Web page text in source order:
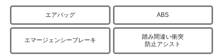
エアバッグ ABS
エマージェンシーブレーキ
踏み間違い衝突
防止アシスト